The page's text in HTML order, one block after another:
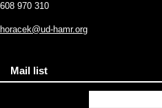
608 970 310
horacek@ud-hamr.org
Mail list